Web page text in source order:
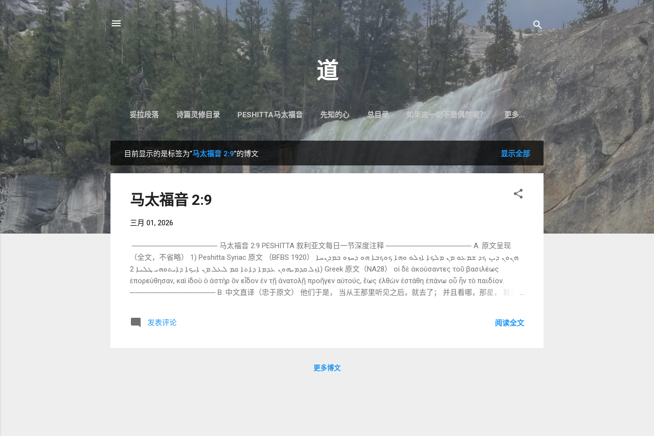
跳至主要内容
道
妥拉段落 诗篇灵修目录 PESHITTA马太福音 先知的心 总目录 如果这一切不是偶然呢？ 更多…
文
目前显示的是标签为“马太福音 2:9”的博文 显示全部
马太福音 2:9
三月 01, 2026
──────────────── 马太福音 2:9 PESHITTA 叙利亚文每日一节深度注释 ──────────────── A. 原文呈现
（全文，不省略） 1) Peshitta Syriac 原文 （BFBS 1920） ܗܢܘܢ ܕܝܢ ܟܕ ܫܡܥܘ ܡܢ ܡܠܟܐ ܐܙܠܘ ܘܗܐ ܟܘܟܒܐ ܗܘ ܕܚܙܘ ܒܡܕܢܚܐ
ܐܙܠ ܩܕܡܝܗܘܢ ܥܕܡܐ ܕܐܬܐ ܩܡ ܠܥܠ ܡܢ ܐܝܟܐ ܕܐܝܬܘܗܝ ܛܠܝܐ 2) Greek 原文（NA28） οἱ δὲ ἀκούσαντες τοῦ βασιλέως
ἐπορεύθησαν, καὶ ἰδοὺ ὁ ἀστὴρ ὃν εἶδον ἐν τῇ ἀνατολῇ προῆγεν αὐτούς, ἕως ἐλθὼν ἐστάθη ἐπάνω οὗ ἦν τὸ παιδίον.
──────────────── B. 中文直译（忠于原文） 他们于是， 当从王那里听见之后，就去了； 并且看哪，那星， 就是
叙事转换标志。 ܕܝܢ 常作“然而、于是”。 保持闪语叙事推进。 2. ܟܕ ܫܡܥܘ — kad šmʿū 结构 ：ܟܕ（当……时）+ 完成式 3mp
星 与民数记 24:17 “有星要出于雅各”呼应。 在闪语传统中，“星”可象征王权。 6...
发表评论 阅读全文
更多博文